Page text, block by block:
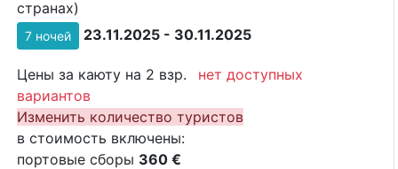
странах)
7 ночей 23.11.2025 - 30.11.2025
Цены за каюту на 2 взр.
нет доступных
вариантов
Изменить количество туристов
в стоимость включены:
портовые сборы 360 €